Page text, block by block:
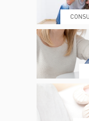
DOVE SIAMO
PRENOTA